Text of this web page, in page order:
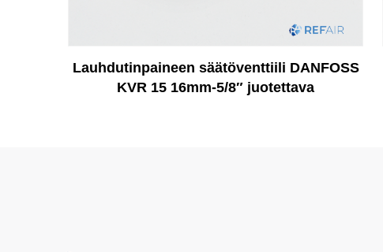
Lauhdutinpaineen säätöventtiili DANFOSS
KVR 15 16mm-5/8″ juotettava